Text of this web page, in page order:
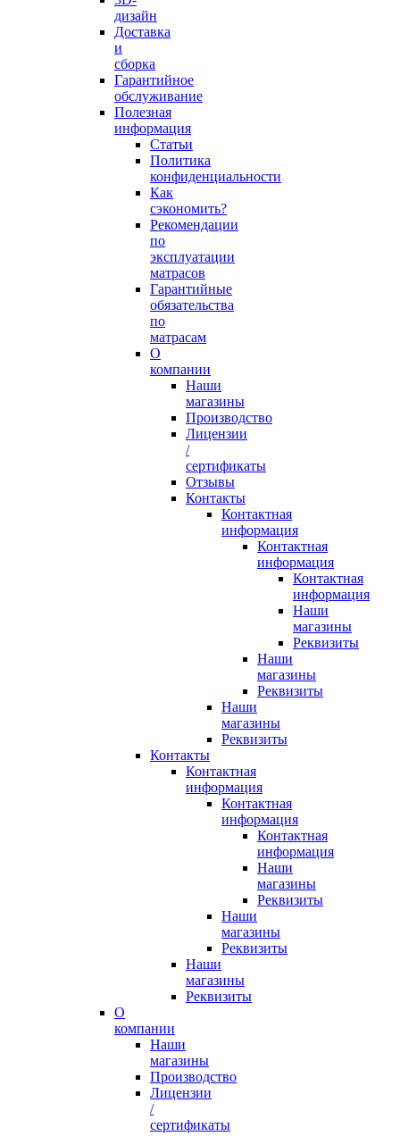
дизайн
Доставка
и
сборка
Гарантийное
обслуживание
Полезная
информация
Статьи
Политика
конфиденциальности
Как
сэкономить?
Рекомендации
по
эксплуатации
матрасов
Гарантийные
обязательства
по
матрасам
О
компании
Наши
магазины
Производство
Лицензии
/
сертификаты
Отзывы
Контакты
Контактная
информация
Контактная
информация
Контактная
информация
Наши
магазины
Реквизиты
Наши
магазины
Реквизиты
Наши
магазины
Реквизиты
Контакты
Контактная
информация
Контактная
информация
Контактная
информация
Наши
магазины
Реквизиты
Наши
магазины
Реквизиты
Наши
магазины
Реквизиты
О
компании
Наши
магазины
Производство
Лицензии
/
сертификаты